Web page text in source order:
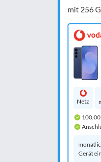
mit 256
Netz
Gerät